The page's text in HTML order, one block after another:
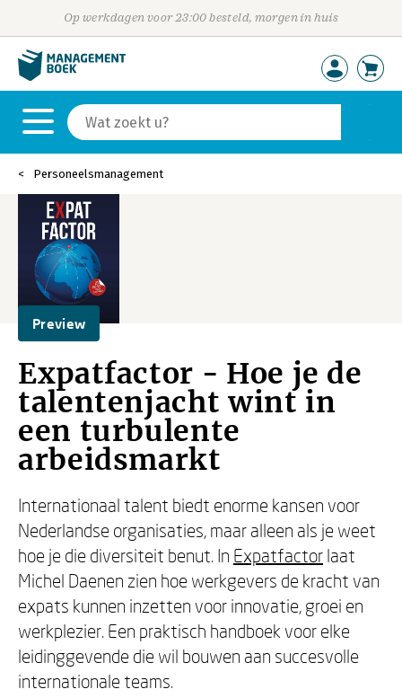
Op werkdagen voor 23:00 besteld, morgen in huis
Personeelsmanagement
Preview
Expatfactor - Hoe je de
talentenjacht wint in
een turbulente
arbeidsmarkt
Internationaal talent biedt enorme kansen voor
Nederlandse organisaties, maar alleen als je weet
hoe je die diversiteit benut. In Expatfactor laat
Michel Daenen zien hoe werkgevers de kracht van
expats kunnen inzetten voor innovatie, groei en
werkplezier. Een praktisch handboek voor elke
leidinggevende die wil bouwen aan succesvolle
internationale teams.